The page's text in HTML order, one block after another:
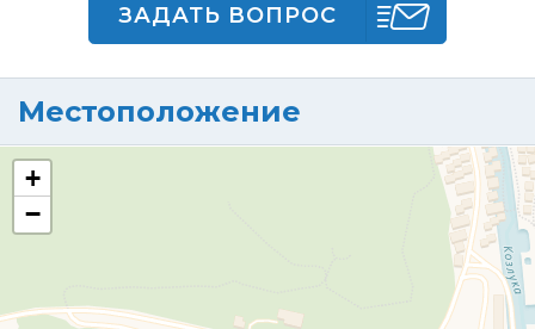
ЗАДАТЬ ВОПРОС
Местоположение
+
−